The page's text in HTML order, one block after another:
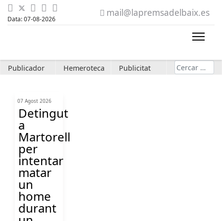
Data: 07-08-2026
mail@lapremsadelbaix.es
Publicador Hemeroteca Publicitat Cerca
07 Agost 2026
Detingut
a
Martorell
per
intentar
matar
un
home
durant